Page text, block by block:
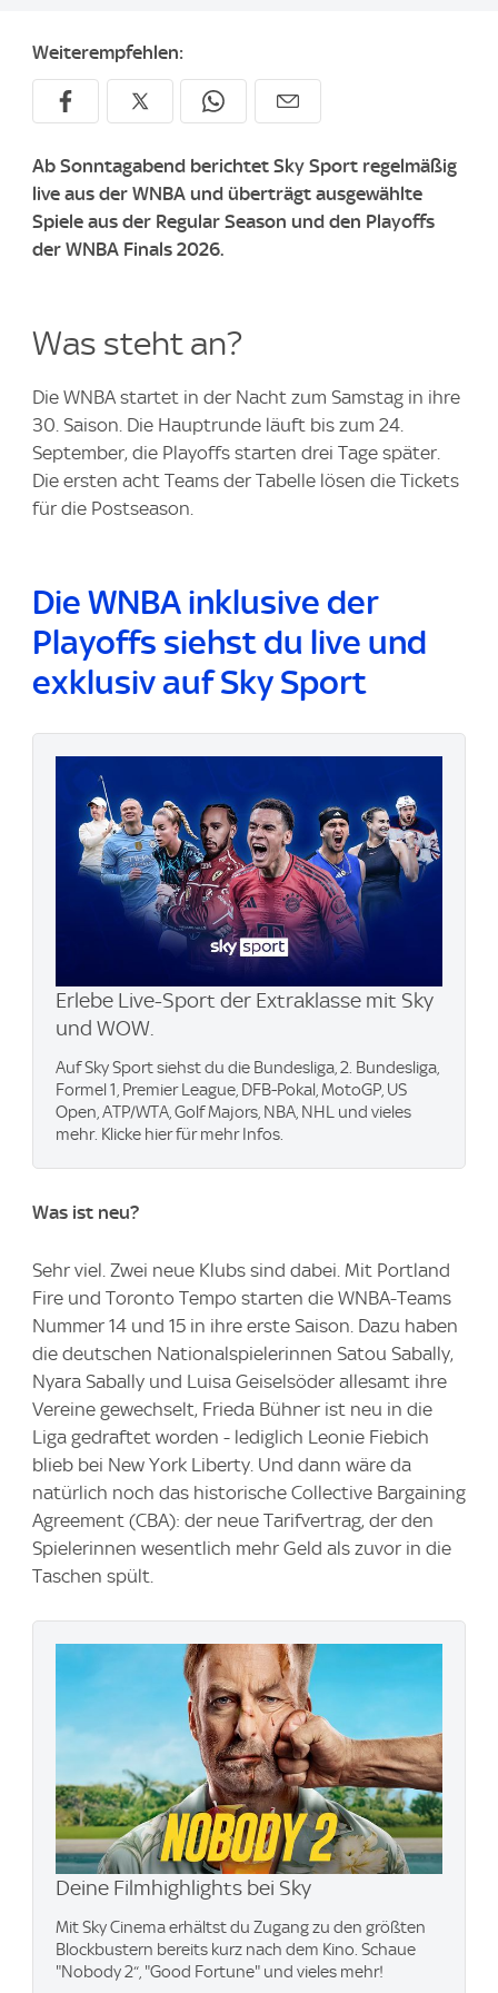
Weiterempfehlen:
Ab Sonntagabend berichtet Sky Sport regelmäßig
live aus der WNBA und überträgt ausgewählte
Spiele aus der Regular Season und den Playoffs
der WNBA Finals 2026.
Was steht an?
Die WNBA startet in der Nacht zum Samstag in ihre
30. Saison. Die Hauptrunde läuft bis zum 24.
September, die Playoffs starten drei Tage später.
Die ersten acht Teams der Tabelle lösen die Tickets
für die Postseason.
Die WNBA inklusive der
Playoffs siehst du live und
exklusiv auf Sky Sport
Erlebe Live-Sport der Extraklasse mit Sky
und WOW.
Auf Sky Sport siehst du die Bundesliga, 2. Bundesliga,
Formel 1, Premier League, DFB-Pokal, MotoGP, US
Open, ATP/WTA, Golf Majors, NBA, NHL und vieles
mehr. Klicke hier für mehr Infos.
Was ist neu?
Sehr viel. Zwei neue Klubs sind dabei. Mit Portland
Fire und Toronto Tempo starten die WNBA-Teams
Nummer 14 und 15 in ihre erste Saison. Dazu haben
die deutschen Nationalspielerinnen Satou Sabally,
Nyara Sabally und Luisa Geiselsöder allesamt ihre
Vereine gewechselt, Frieda Bühner ist neu in die
Liga gedraftet worden - lediglich Leonie Fiebich
blieb bei New York Liberty. Und dann wäre da
natürlich noch das historische Collective Bargaining
Agreement (CBA): der neue Tarifvertrag, der den
Spielerinnen wesentlich mehr Geld als zuvor in die
Taschen spült.
Deine Filmhighlights bei Sky
Mit Sky Cinema erhältst du Zugang zu den größten
Blockbustern bereits kurz nach dem Kino. Schaue
"Nobody 2“, "Good Fortune" und vieles mehr!